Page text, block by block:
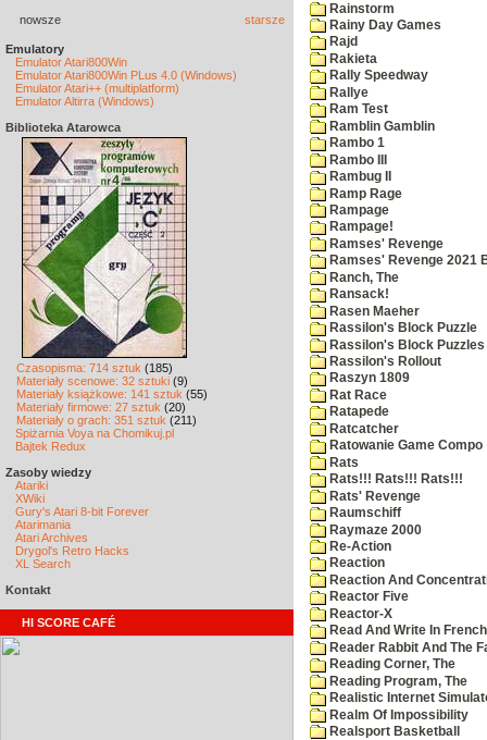
nowsze starsze
Emulatory
Emulator Atari800Win
Emulator Atari800Win PLus 4.0 (Windows)
Emulator Atari++ (multiplatform)
Emulator Altirra (Windows)
Biblioteka Atarowca
Czasopisma: 714 sztuk (185)
Materiały scenowe: 32 sztuki (9)
Materiały książkowe: 141 sztuk (55)
Materiały firmowe: 27 sztuk (20)
Materiały o grach: 351 sztuk (211)
Spiżarnia Voya na Chomikuj.pl
Bajtek Redux
Zasoby wiedzy
Atariki
XWiki
Gury's Atari 8-bit Forever
Atarimania
Atari Archives
Drygol's Retro Hacks
XL Search
Kontakt
HI SCORE CAFÉ
Rainstorm
Rainy Day Games
Rajd
Rakieta
Rally Speedway
Rallye
Ram Test
Ramblin Gamblin
Rambo 1
Rambo III
Rambug II
Ramp Rage
Rampage
Rampage!
Ramses' Revenge
Ramses' Revenge 2021
Ranch, The
Ransack!
Rasen Maeher
Rassilon's Block Puzzle
Rassilon's Block Puzzles
Rassilon's Rollout
Raszyn 1809
Rat Race
Ratapede
Ratcatcher
Ratowanie Game Compo
Rats
Rats!!! Rats!!! Rats!!!
Rats' Revenge
Raumschiff
Raymaze 2000
Re-Action
Reaction
Reaction And
Reactor Five
Reactor-X
Read And Write In
Reader Rabbit And The
Reading Corner, The
Reading Program, The
Realistic Internet
Realm Of Impossibility
Realsport Basketball